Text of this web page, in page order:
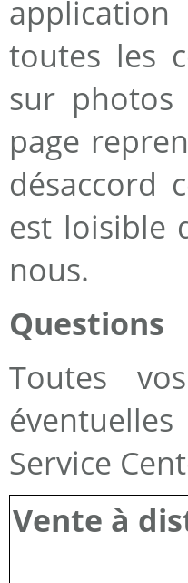
toutes les
sur photos
page
désaccord
est loisible
nous.
Questions
Toutes
Service
Vente à